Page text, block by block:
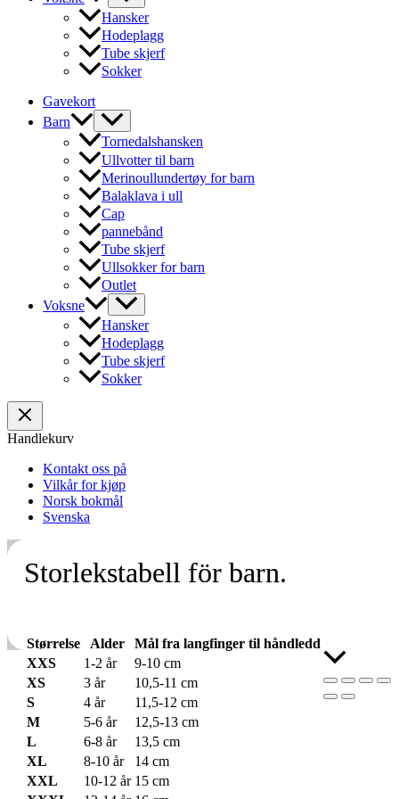
Hansker
Hodeplagg
Tube skjerf
Sokker
Gavekort
Barn
Tornedalshansken
Ullvotter til barn
Merinoullundertøy for barn
Balaklava i ull
Cap
pannebånd
Tube skjerf
Ullsokker for barn
Outlet
Voksne
Hansker
Hodeplagg
Tube skjerf
Sokker
Handlekurv
Kontakt oss på
Vilkår for kjøp
Norsk bokmål
Svenska
Storlekstabell för barn.
Størrelse Alder
Mål fra langfinger til håndledd
XXS
1-2 år
9-10 cm
XS
3 år
10,5-11 cm
S
4 år
11,5-12 cm
M
5-6 år
12,5-13 cm
L
6-8 år
13,5 cm
XL
8-10 år
14 cm
XXL
10-12 år 15 cm